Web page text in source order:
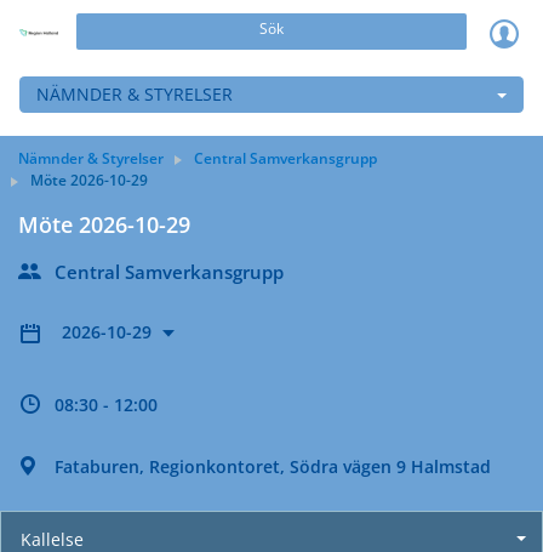
Sök
NÄMNDER & STYRELSER
Nämnder & Styrelser
Central Samverkansgrupp
Möte 2026-10-29
Möte 2026-10-29
Central Samverkansgrupp
2026-10-29
08:30 - 12:00
Fataburen, Regionkontoret, Södra vägen 9 Halmstad
Kallelse